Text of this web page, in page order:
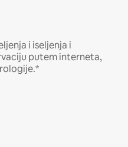
i iseljenja i
putem interneta,